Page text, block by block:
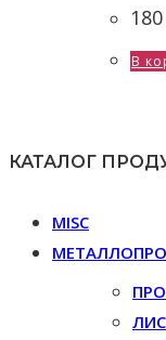
180
В
КАТАЛОГ
MISC